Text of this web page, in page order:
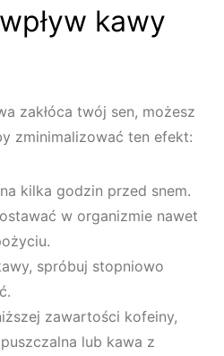
kawy
zakłóca twój sen, możesz
zminimalizować ten efekt:
kilka godzin przed snem.
w organizmie nawet
spróbuj stopniowo
zawartości kofeiny,
lub kawa z